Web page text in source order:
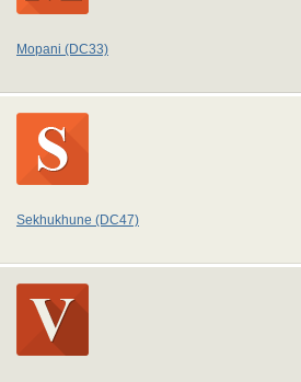
Mopani (DC33)
Sekhukhune (DC47)